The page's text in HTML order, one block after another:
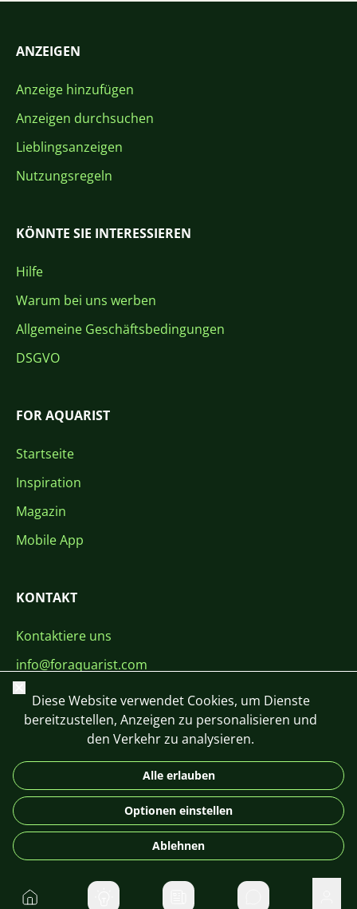
ANZEIGEN
Anzeige hinzufügen
Anzeigen durchsuchen
Lieblingsanzeigen
Nutzungsregeln
KÖNNTE SIE INTERESSIEREN
Hilfe
Warum bei uns werben
Allgemeine Geschäftsbedingungen
DSGVO
FOR AQUARIST
Startseite
Inspiration
Magazin
Mobile App
KONTAKT
Kontaktiere uns
info@foraquarist.com
+420 603 449 602
DE
© 2026 For Aquarist
Startseite
Schließen
Diese Website verwendet Cookies, um Dienste
bereitzustellen, Anzeigen zu personalisieren und
den Verkehr zu analysieren.
Alle erlauben
Optionen einstellen
Ablehnen